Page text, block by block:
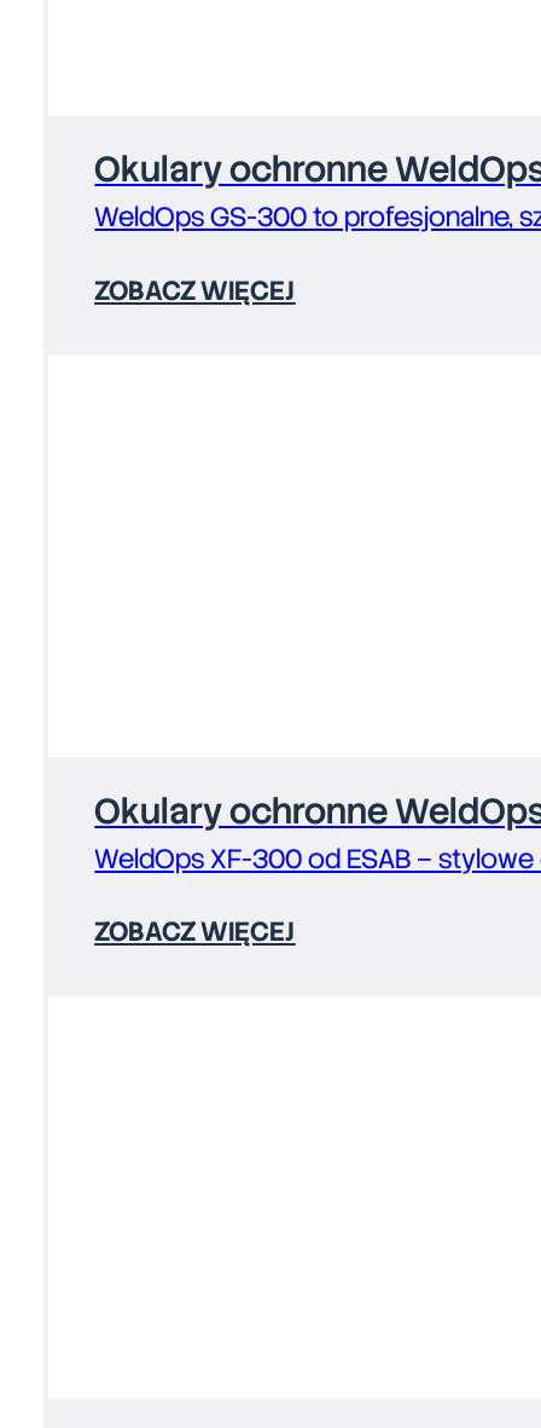
Okulary ochronne
WeldOps GS-300 to profesjonalne,
ZOBACZ WIĘCEJ
Okulary ochronne
WeldOps XF-300 od ESAB –
ZOBACZ WIĘCEJ